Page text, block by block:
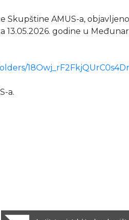
AMUS-a,
13.05.2026. godine u
a.